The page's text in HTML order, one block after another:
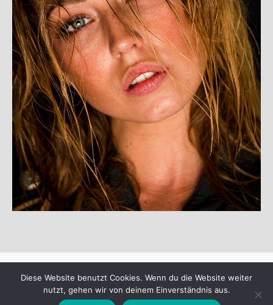
© Copyright 2025 departure99-photoart ·
Diese Website benutzt Cookies. Wenn du die Website weiter
nutzt, gehen wir von deinem Einverständnis aus.